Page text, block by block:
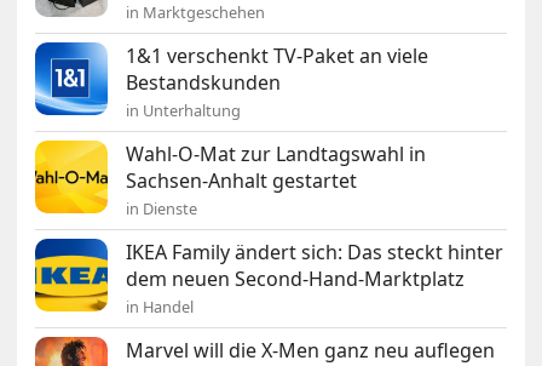
in Marktgeschehen
1&1 verschenkt TV-Paket an viele
Bestandskunden
in Unterhaltung
Wahl-O-Mat zur Landtagswahl in
Sachsen-Anhalt gestartet
in Dienste
IKEA Family ändert sich: Das steckt hinter
dem neuen Second-Hand-Marktplatz
in Handel
Marvel will die X-Men ganz neu auflegen